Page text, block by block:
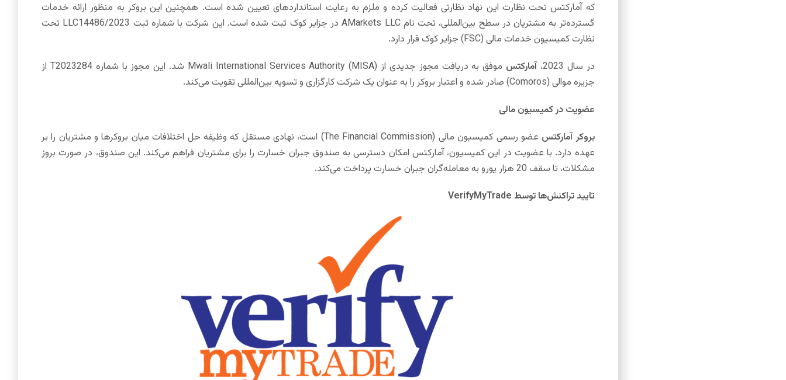
که آمارکتس تحت نظارت این نهاد نظارتی فعالیت کرده و ملزم به رعایت استانداردهای تعیین شده است. همچنین این بروکر به منظور ارائه خدمات
گسترده‌تر به مشتریان در سطح بین‌المللی، تحت نام AMarkets LLC در جزایر کوک ثبت شده است. این شرکت با شماره ثبت LLC14486/2023 تحت
نظارت کمیسیون خدمات مالی (FSC) جزایر کوک قرار دارد.
در سال 2023،
آمارکتس
موفق به دریافت مجوز جدیدی از Mwali International Services Authority (MISA) شد. این مجوز با شماره T2023284 از
جزیره موالی (Comoros) صادر شده و اعتبار بروکر را به عنوان یک شرکت کارگزاری و تسویه بین‌المللی تقویت می‌کند.
عضویت در کمیسیون مالی
بروکر آمارکتس
عضو رسمی کمیسیون مالی (The Financial Commission) است، نهادی مستقل که وظیفه حل اختلافات میان بروکرها و مشتریان را بر
عهده دارد. با عضویت در این کمیسیون، آمارکتس امکان دسترسی به صندوق جبران خسارت را برای مشتریان فراهم می‌کند. این صندوق، در صورت بروز
مشکلات، تا سقف 20 هزار یورو به معامله‌گران جبران خسارت پرداخت می‌کند.
تایید تراکنش‌ها توسط